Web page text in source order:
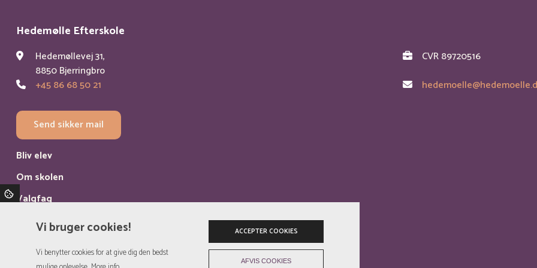
Hedemølle Efterskole
Hedemøllevej 31,
8850 Bjerringbro
CVR 89720516
+45 86 68 50 21
Send sikker mail
Bliv elev
Om skolen
Valgfag
Kontakt
Vi bruger cookies!
Vi benytter cookies for at give dig den bedst
ACCEPTER COOKIES
AFVIS COOKIES